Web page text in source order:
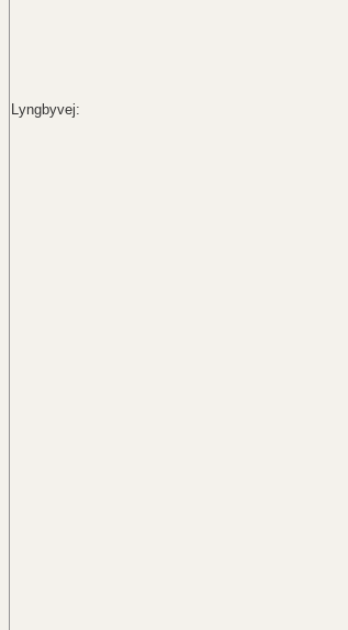
Lyngbyvej: